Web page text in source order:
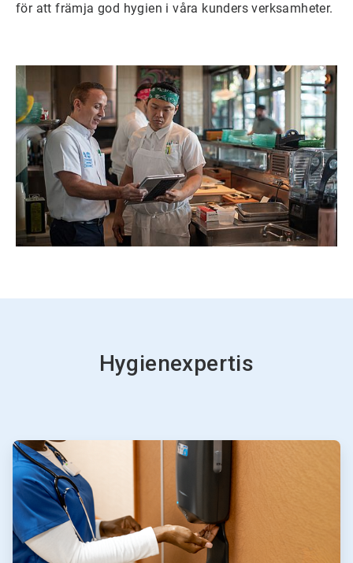
för att främja god hygien i våra kunders verksamheter.
Hygienexpertis
ArticleTile
1
för
4